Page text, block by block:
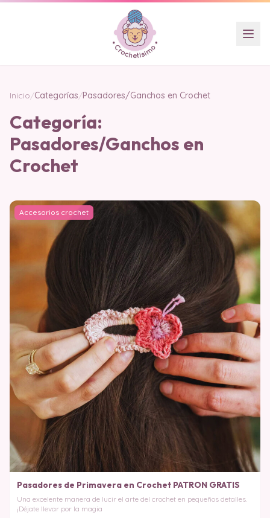
Inicio/Categorías/Pasadores/Ganchos en Crochet
Categoría:
Pasadores/Ganchos en
Crochet
Accesorios crochet
Pasadores de Primavera en Crochet PATRON GRATIS
Una excelente manera de lucir el arte del crochet en pequeños detalles.
¡Déjate llevar por la magia